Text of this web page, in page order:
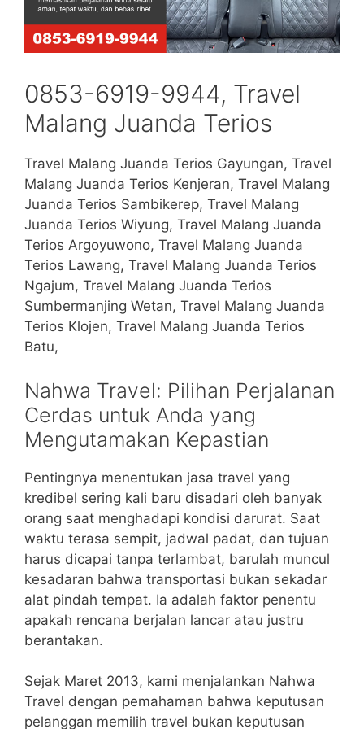
0853-6919-9944, Travel
Malang Juanda Terios
Travel Malang Juanda Terios Gayungan, Travel
Malang Juanda Terios Kenjeran, Travel Malang
Juanda Terios Sambikerep, Travel Malang
Juanda Terios Wiyung, Travel Malang Juanda
Terios Argoyuwono, Travel Malang Juanda
Terios Lawang, Travel Malang Juanda Terios
Ngajum, Travel Malang Juanda Terios
Sumbermanjing Wetan, Travel Malang Juanda
Terios Klojen, Travel Malang Juanda Terios
Batu,
Nahwa Travel: Pilihan Perjalanan
Cerdas untuk Anda yang
Mengutamakan Kepastian
Pentingnya menentukan jasa travel yang
kredibel sering kali baru disadari oleh banyak
orang saat menghadapi kondisi darurat. Saat
waktu terasa sempit, jadwal padat, dan tujuan
harus dicapai tanpa terlambat, barulah muncul
kesadaran bahwa transportasi bukan sekadar
alat pindah tempat. Ia adalah faktor penentu
apakah rencana berjalan lancar atau justru
berantakan.
Sejak Maret 2013, kami menjalankan Nahwa
Travel dengan pemahaman bahwa keputusan
pelanggan memilih travel bukan keputusan